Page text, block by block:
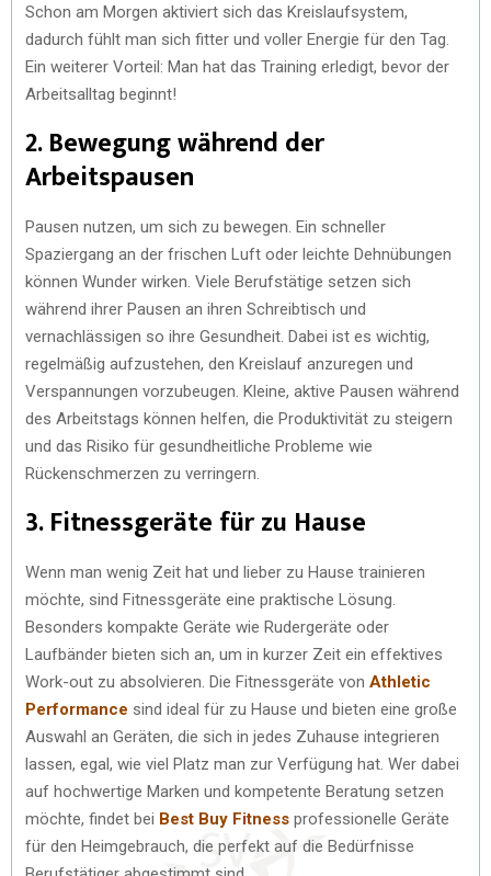
Schon am Morgen aktiviert sich das Kreislaufsystem,
dadurch fühlt man sich fitter und voller Energie für den Tag.
Ein weiterer Vorteil: Man hat das Training erledigt, bevor der
Arbeitsalltag beginnt!
2. Bewegung während der
Arbeitspausen
Pausen nutzen, um sich zu bewegen. Ein schneller
Spaziergang an der frischen Luft oder leichte Dehnübungen
können Wunder wirken. Viele Berufstätige setzen sich
während ihrer Pausen an ihren Schreibtisch und
vernachlässigen so ihre Gesundheit. Dabei ist es wichtig,
regelmäßig aufzustehen, den Kreislauf anzuregen und
Verspannungen vorzubeugen. Kleine, aktive Pausen während
des Arbeitstags können helfen, die Produktivität zu steigern
und das Risiko für gesundheitliche Probleme wie
Rückenschmerzen zu verringern.
3. Fitnessgeräte für zu Hause
Wenn man wenig Zeit hat und lieber zu Hause trainieren
möchte, sind Fitnessgeräte eine praktische Lösung.
Besonders kompakte Geräte wie Rudergeräte oder
Laufbänder bieten sich an, um in kurzer Zeit ein effektives
Work-out zu absolvieren. Die Fitnessgeräte von Athletic
Performance sind ideal für zu Hause und bieten eine große
Auswahl an Geräten, die sich in jedes Zuhause integrieren
lassen, egal, wie viel Platz man zur Verfügung hat. Wer dabei
auf hochwertige Marken und kompetente Beratung setzen
möchte, findet bei Best Buy Fitness professionelle Geräte
für den Heimgebrauch, die perfekt auf die Bedürfnisse